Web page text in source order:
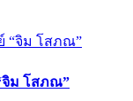
จิม โสภณ”